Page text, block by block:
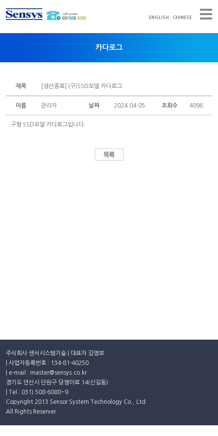
ENGLISH CHINESE
카다로그
인증서
고객광장
카다로그
제목 [생산종료] (구)SSD모델 카다로그
이름 관리자 날짜 2024.04.05 조회수 4096
구형 SSD모델 카다로그입니다.
주식회사 센서시스템기술 | 대표자 김영보
| 사업자등록번호 : 134-81-40250
| e-mail : master@sensys.co.kr
경기도 안산시 단원구 당쟁이로 14(신길동)
| Tel : 031) 508-6080~9
Copyright 2013 Sensor System Technology Co., Ltd.
All Rights Reserver